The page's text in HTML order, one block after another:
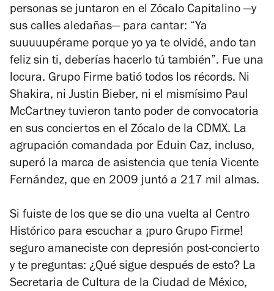
personas se juntaron en el Zócalo Capitalino —y
sus calles aledañas— para cantar: “Ya
suuuuupérame porque yo ya te olvidé, ando tan
feliz sin ti, deberías hacerlo tú también”. Fue una
locura. Grupo Firme batió todos los récords. Ni
Shakira, ni Justin Bieber, ni el mismísimo Paul
McCartney tuvieron tanto poder de convocatoria
en sus conciertos en el Zócalo de la CDMX. La
agrupación comandada por Eduin Caz, incluso,
superó la marca de asistencia que tenía Vicente
Fernández, que en 2009 juntó a 217 mil almas.
Si fuiste de los que se dio una vuelta al Centro
Histórico para escuchar a ¡puro Grupo Firme!
seguro amaneciste con depresión post-concierto
y te preguntas: ¿Qué sigue después de esto? La
Secretaria de Cultura de la Ciudad de México,